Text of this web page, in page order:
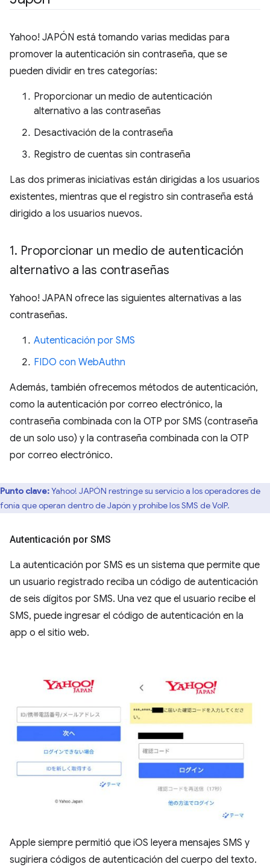
Yahoo! JAPÓN está tomando varias medidas para
promover la autenticación sin contraseña, que se
pueden dividir en tres categorías:
Proporcionar un medio de autenticación
alternativo a las contraseñas
Desactivación de la contraseña
Registro de cuentas sin contraseña
Las dos primeras iniciativas están dirigidas a los usuarios
existentes, mientras que el registro sin contraseña está
dirigido a los usuarios nuevos.
1. Proporcionar un medio de autenticación
alternativo a las contraseñas
Yahoo! JAPAN ofrece las siguientes alternativas a las
contraseñas.
Autenticación por SMS
FIDO con WebAuthn
Además, también ofrecemos métodos de autenticación,
como la autenticación por correo electrónico, la
contraseña combinada con la OTP por SMS (contraseña
de un solo uso) y la contraseña combinada con la OTP
por correo electrónico.
Punto clave:Yahoo! JAPÓN restringe su servicio a los operadores de
que operan dentro de Japón y prohíbe los SMS de VoIP.
Autenticación por SMS
La autenticación por SMS es un sistema que permite que
un usuario registrado reciba un código de autenticación
de seis dígitos por SMS. Una vez que el usuario recibe el
SMS, puede ingresar el código de autenticación en la
app o el sitio web.
Apple siempre permitió que iOS leyera mensajes SMS y
sugiriera códigos de autenticación del cuerpo del texto.